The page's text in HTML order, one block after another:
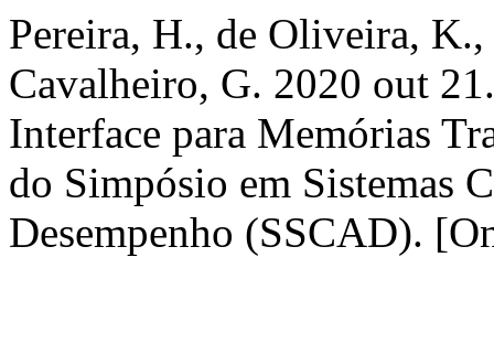
Pereira, H., de Oliveira,
Cavalheiro, G. 2020 out
Interface para Memórias
do Simpósio em Sistemas
Desempenho (SSCAD).